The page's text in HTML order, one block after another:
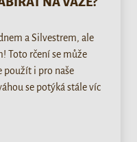
a Silvestrem, ale
Toto rčení se může
použít i pro naše
se potýká stále víc